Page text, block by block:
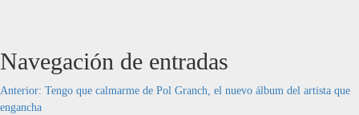
Navegación de entradas
Anterior: Tengo que calmarme de Pol Granch, el nuevo álbum del artista que
engancha